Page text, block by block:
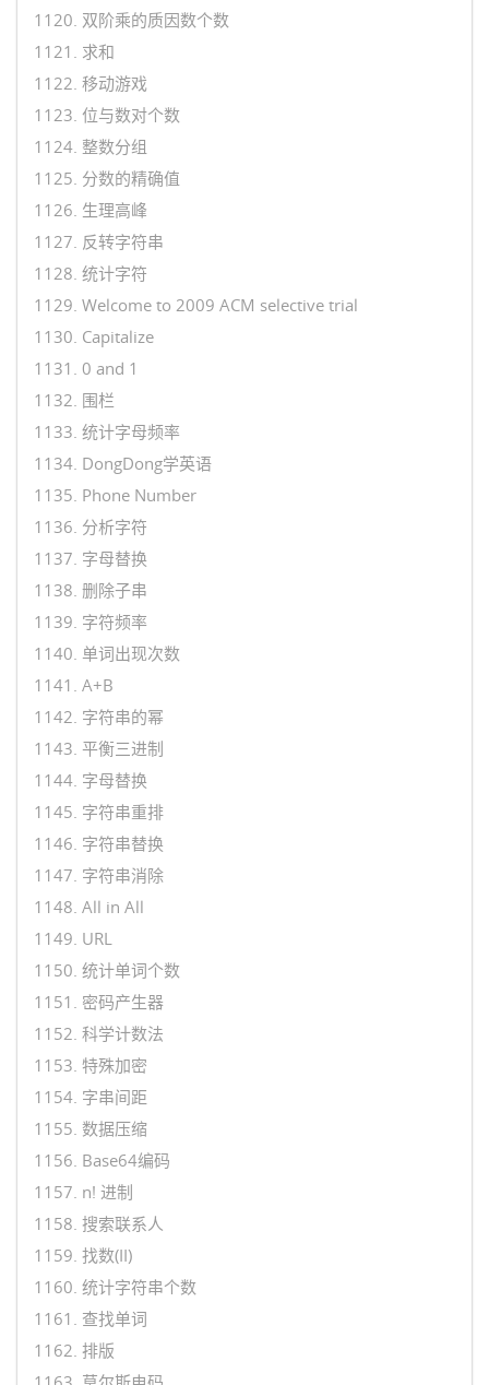
1120. 双阶乘的质因数个数
1121. 求和
1122. 移动游戏
1123. 位与数对个数
1124. 整数分组
1125. 分数的精确值
1126. 生理高峰
1127. 反转字符串
1128. 统计字符
1129. Welcome to 2009 ACM selective trial
1130. Capitalize
1131. 0 and 1
1132. 围栏
1133. 统计字母频率
1134. DongDong学英语
1135. Phone Number
1136. 分析字符
1137. 字母替换
1138. 删除子串
1139. 字符频率
1140. 单词出现次数
1141. A+B
1142. 字符串的幂
1143. 平衡三进制
1144. 字母替换
1145. 字符串重排
1146. 字符串替换
1147. 字符串消除
1148. All in All
1149. URL
1150. 统计单词个数
1151. 密码产生器
1152. 科学计数法
1153. 特殊加密
1154. 字串间距
1155. 数据压缩
1156. Base64编码
1157. n! 进制
1158. 搜索联系人
1159. 找数(II)
1160. 统计字符串个数
1161. 查找单词
1162. 排版